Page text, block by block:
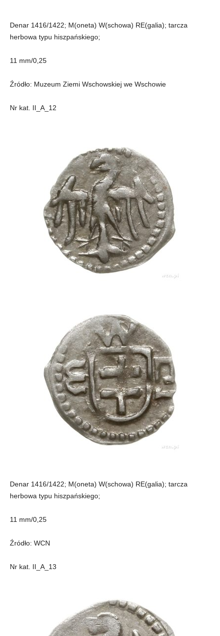
Denar 1416/1422; M(oneta) W(schowa) RE(galia); tarcza
herbowa typu hiszpańskiego;
11 mm/0,25
Źródło: Muzeum Ziemi Wschowskiej we Wschowie
Nr kat. II_A_12
Denar 1416/1422; M(oneta) W(schowa) RE(galia); tarcza
herbowa typu hiszpańskiego;
11 mm/0,25
Źródło: WCN
Nr kat. II_A_13